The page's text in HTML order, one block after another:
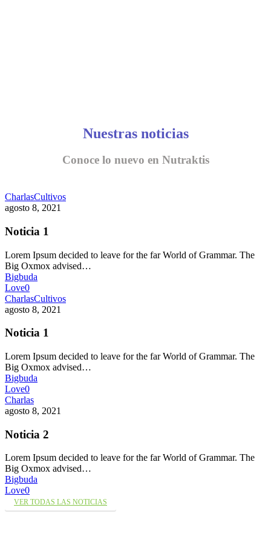
Nuestras noticias
Conoce lo nuevo en Nutraktis
CharlasCultivos
agosto 8, 2021
Noticia 1
Lorem Ipsum decided to leave for the far World of Grammar. The
Big Oxmox advised…
Bigbuda
Love0
CharlasCultivos
agosto 8, 2021
Noticia 1
Lorem Ipsum decided to leave for the far World of Grammar. The
Big Oxmox advised…
Bigbuda
Love0
Charlas
agosto 8, 2021
Noticia 2
Lorem Ipsum decided to leave for the far World of Grammar. The
Big Oxmox advised…
Bigbuda
Love0
VER TODAS LAS NOTICIAS